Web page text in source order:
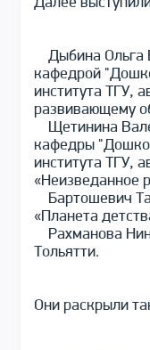
Дыбина Ольга
кафедрой
института ТГУ,
развивающему
Щетинина
кафедры
института ТГУ,
«Неизведанное
Бартошевич
«Планета
Рахманова
Тольятти.
Они раскрыли